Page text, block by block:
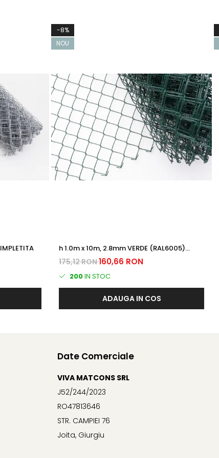
h 1.2m x 10m, 1.6mm Zinc PLASA IMPLETITA
-8%
NOU
h 1.0m x 10m, 2.8mm VERDE (RAL6005)
Plastifiat PLASA IMPLETITA
175,12 RON160,66 RON
200IN STOC
ADAUGA IN COS
Date Comerciale
VIVA MATCONS SRL
J52/244/2023
RO47813646
STR. CAMPIEI 76
Joita, Giurgiu